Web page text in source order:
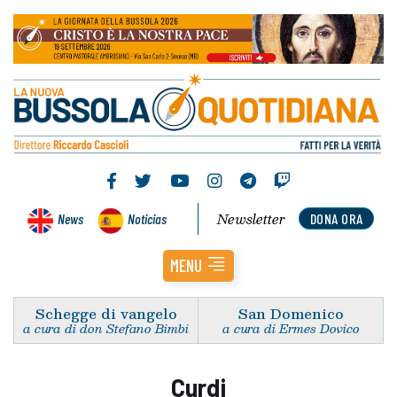
News Noticias DONA ORA
Newsletter
MENU
Schegge di vangelo
a cura di don Stefano Bimbi
San Domenico
a cura di Ermes Dovico
Curdi